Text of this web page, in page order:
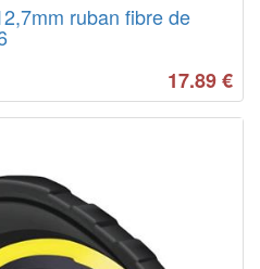
ruban fibre de
17.89€